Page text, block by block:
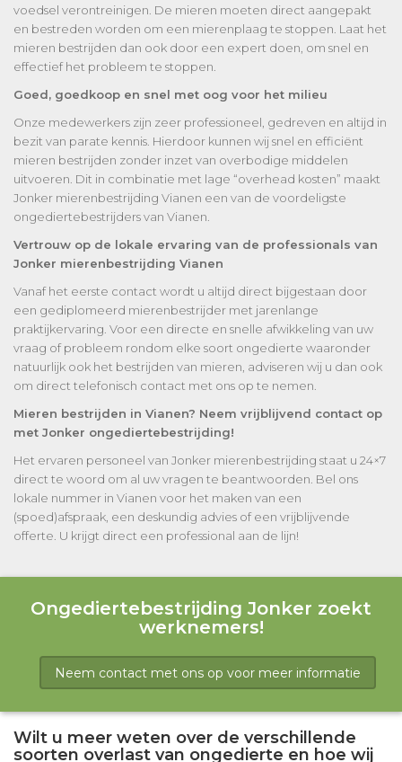
voedsel verontreinigen. De mieren moeten direct aangepakt
en bestreden worden om een mierenplaag te stoppen. Laat het
mieren bestrijden dan ook door een expert doen, om snel en
effectief het probleem te stoppen.
Goed, goedkoop en snel met oog voor het milieu
Onze medewerkers zijn zeer professioneel, gedreven en altijd in
bezit van parate kennis. Hierdoor kunnen wij snel en efficiënt
mieren bestrijden zonder inzet van overbodige middelen
uitvoeren. Dit in combinatie met lage “overhead kosten” maakt
Jonker mierenbestrijding Vianen een van de voordeligste
ongediertebestrijders van Vianen.
Vertrouw op de lokale ervaring van de professionals van
Jonker mierenbestrijding Vianen
Vanaf het eerste contact wordt u altijd direct bijgestaan door
een gediplomeerd mierenbestrijder met jarenlange
praktijkervaring. Voor een directe en snelle afwikkeling van uw
vraag of probleem rondom elke soort ongedierte waaronder
natuurlijk ook het bestrijden van mieren, adviseren wij u dan ook
om direct telefonisch contact met ons op te nemen.
Mieren bestrijden in Vianen? Neem vrijblijvend contact op
met Jonker ongediertebestrijding!
Het ervaren personeel van Jonker mierenbestrijding staat u 24×7
direct te woord om al uw vragen te beantwoorden. Bel ons
lokale nummer in Vianen voor het maken van een
(spoed)afspraak, een deskundig advies of een vrijblijvende
offerte. U krijgt direct een professional aan de lijn!
Ongediertebestrijding Jonker zoekt
werknemers!
Neem contact met ons op voor meer informatie
Wilt u meer weten over de verschillende
soorten overlast van ongedierte en hoe wij